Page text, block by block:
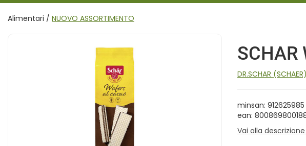
Alimentari / NUOVO ASSORTIMENTO
SCHAR
DR.SCHAR
minsan: 912625985
ean:
Vai alla